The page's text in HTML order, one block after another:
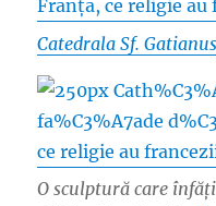
Catedrala Sf. Gatianus
O sculptură care